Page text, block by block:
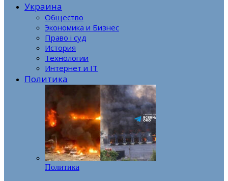
Украина
Общество
Экономика и Бизнес
Право і суд
История
Технологии
Интернет и IT
Политика
Политика